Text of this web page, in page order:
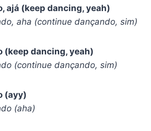
ajá (keep dancing, yeah)
aha (continue dançando, sim)
(keep dancing, yeah)
(continue dançando, sim)
(ayy)
(aha)